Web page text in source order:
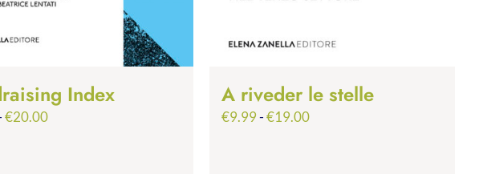
Index
€20.00Fascia
A riveder le stelle
€9.99-€19.00Fascia